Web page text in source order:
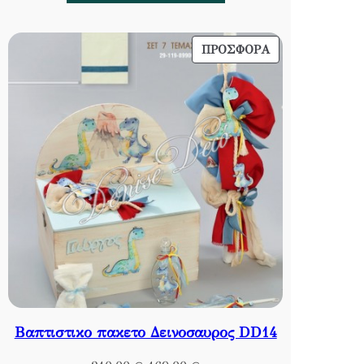
ΠΡΟΣΦΟΡΆΠΡΟΪΌΝ
ΣΕ
Βαπτιστικο πακετο Δεινοσαυρος DD14